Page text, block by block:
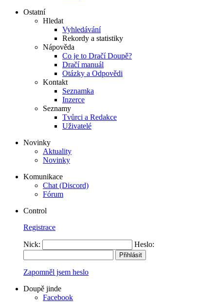
Ostatní
Hledat
Vyhledávání
Rekordy a statistiky
Nápověda
Co je to Dračí Doupě?
Dračí manuál
Otázky a Odpovědi
Kontakt
Seznamka
Inzerce
Seznamy
Tvůrci a Redakce
Uživatelé
Novinky
Aktuality
Novinky
Komunikace
Chat (Discord)
Fórum
Control
Registrace
Nick: Heslo:
Zapomněl jsem heslo
Doupě jinde
Facebook